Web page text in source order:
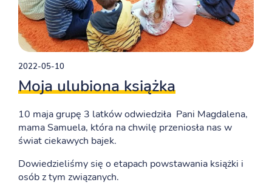
2022-05-10
Moja ulubiona książka
10 maja grupę 3 latków odwiedziła Pani Magdalena,
mama Samuela, która na chwilę przeniosła nas w
świat ciekawych bajek.
Dowiedzieliśmy się o etapach powstawania książki i
osób z tym związanych.